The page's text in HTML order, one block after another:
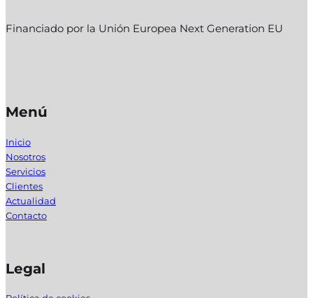
Financiado por la Unión Europea Next Generation EU
Menú
Inicio
Nosotros
Servicios
Clientes
Actualidad
Contacto
Legal